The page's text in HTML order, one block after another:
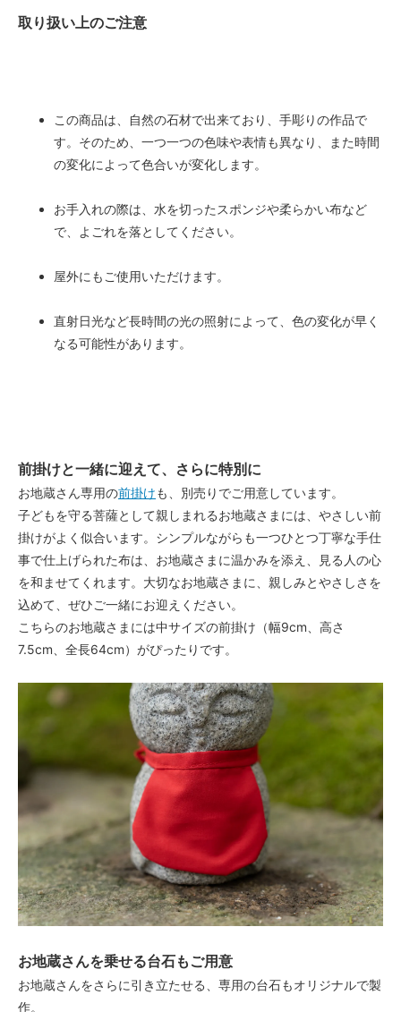
取り扱い上のご注意
この商品は、自然の石材で出来ており、手彫りの作品で
す。そのため、一つ一つの色味や表情も異なり、また時間
の変化によって色合いが変化します。
お手入れの際は、水を切ったスポンジや柔らかい布など
で、よごれを落としてください。
屋外にもご使用いただけます。
直射日光など長時間の光の照射によって、色の変化が早く
なる可能性があります。
前掛けと一緒に迎えて、さらに特別に
お地蔵さん専用の前掛けも、別売りでご用意しています。
子どもを守る菩薩として親しまれるお地蔵さまには、やさしい前
掛けがよく似合います。シンプルながらも一つひとつ丁寧な手仕
事で仕上げられた布は、お地蔵さまに温かみを添え、見る人の心
を和ませてくれます。大切なお地蔵さまに、親しみとやさしさを
込めて、ぜひご一緒にお迎えください。
こちらのお地蔵さまには中サイズの前掛け（幅9cm、高さ
7.5cm、全長64cm）がぴったりです。
お地蔵さんを乗せる台石もご用意
お地蔵さんをさらに引き立たせる、専用の台石もオリジナルで製
作。